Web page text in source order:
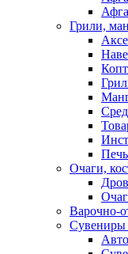
Грили,
Очаги,
Варочно-
Сувениры